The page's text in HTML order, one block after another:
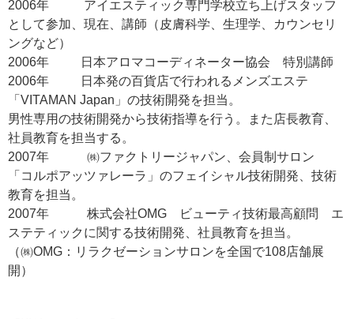
2006年 アイエスティック専門学校立ち上げスタッフ
として参加、現在、講師（皮膚科学、生理学、カウンセリ
ングなど）
2006年 日本アロマコーディネーター協会 特別講師
2006年 日本発の百貨店で行われるメンズエステ
「VITAMAN Japan」の技術開発を担当。
男性専用の技術開発から技術指導を行う。また店長教育、
社員教育を担当する。
2007年 ㈱ファクトリージャパン、会員制サロン
「コルポアッツァレーラ」のフェイシャル技術開発、技術
教育を担当。
2007年 株式会社OMG ビューティ技術最高顧問 エ
ステティックに関する技術開発、社員教育を担当。
（㈱OMG：リラクゼーションサロンを全国で108店舗展
開）